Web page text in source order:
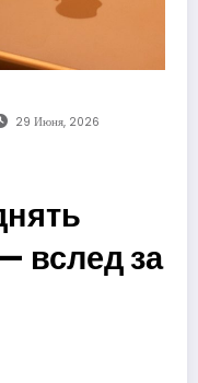
29 Июня, 2026
вслед за